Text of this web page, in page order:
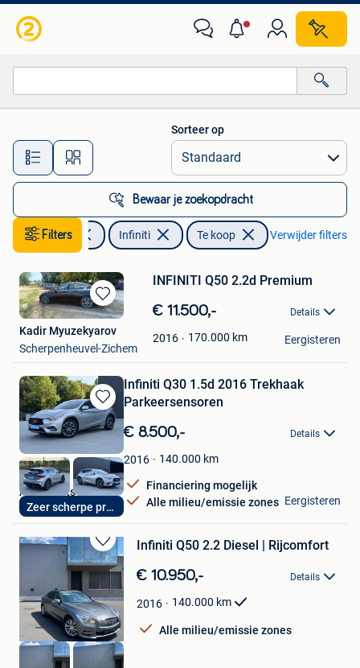
Alle afstanden…
Sorteer op
Bewaar je zoekopdracht
Filters
Auto's Infiniti Te koop Verwijder filters
Bewaren
in
Mijn
Favorieten
INFINITI Q50 2.2d Premium
€ 11.500,- Details
2016 170.000 km
Kadir Myuzekyarov
Scherpenheuvel-Zichem
Eergisteren
Bewaren
in
Mijn
Favorieten
Zeer scherpe prijs
Infiniti Q30 1.5d 2016 Trekhaak
Parkeersensoren
€ 8.500,- Details
2016 140.000 km
Financiering mogelijk
Alle milieu/emissie zones
Autoplaats
Wevelgem
Eergisteren
Bewaren
in
Favorieten
Infiniti Q50 2.2 Diesel | Rijcomfort
€ 10.950,- Details
2016 140.000 km
Alle milieu/emissie zones